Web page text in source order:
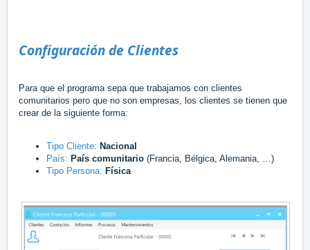
Configuración de Clientes
Para que el programa sepa que trabajamos con clientes
comunitarios pero que no son empresas, los clientes se tienen que
crear de la siguiente forma:
Tipo Cliente: Nacional
País: País comunitario (Francia, Bélgica, Alemania, …)
Tipo Persona: Física